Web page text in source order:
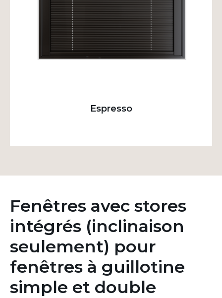
Espresso
Fenêtres avec stores
intégrés (inclinaison
seulement) pour
fenêtres à guillotine
simple et double